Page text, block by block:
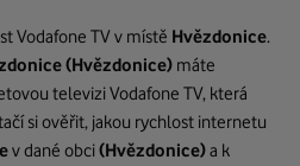
Vodafone TV v místě Hvězdonice.
(Hvězdonice) máte
televizi Vodafone TV, která
si ověřit, jakou rychlost internetu
v dané obci(Hvězdonice)a k